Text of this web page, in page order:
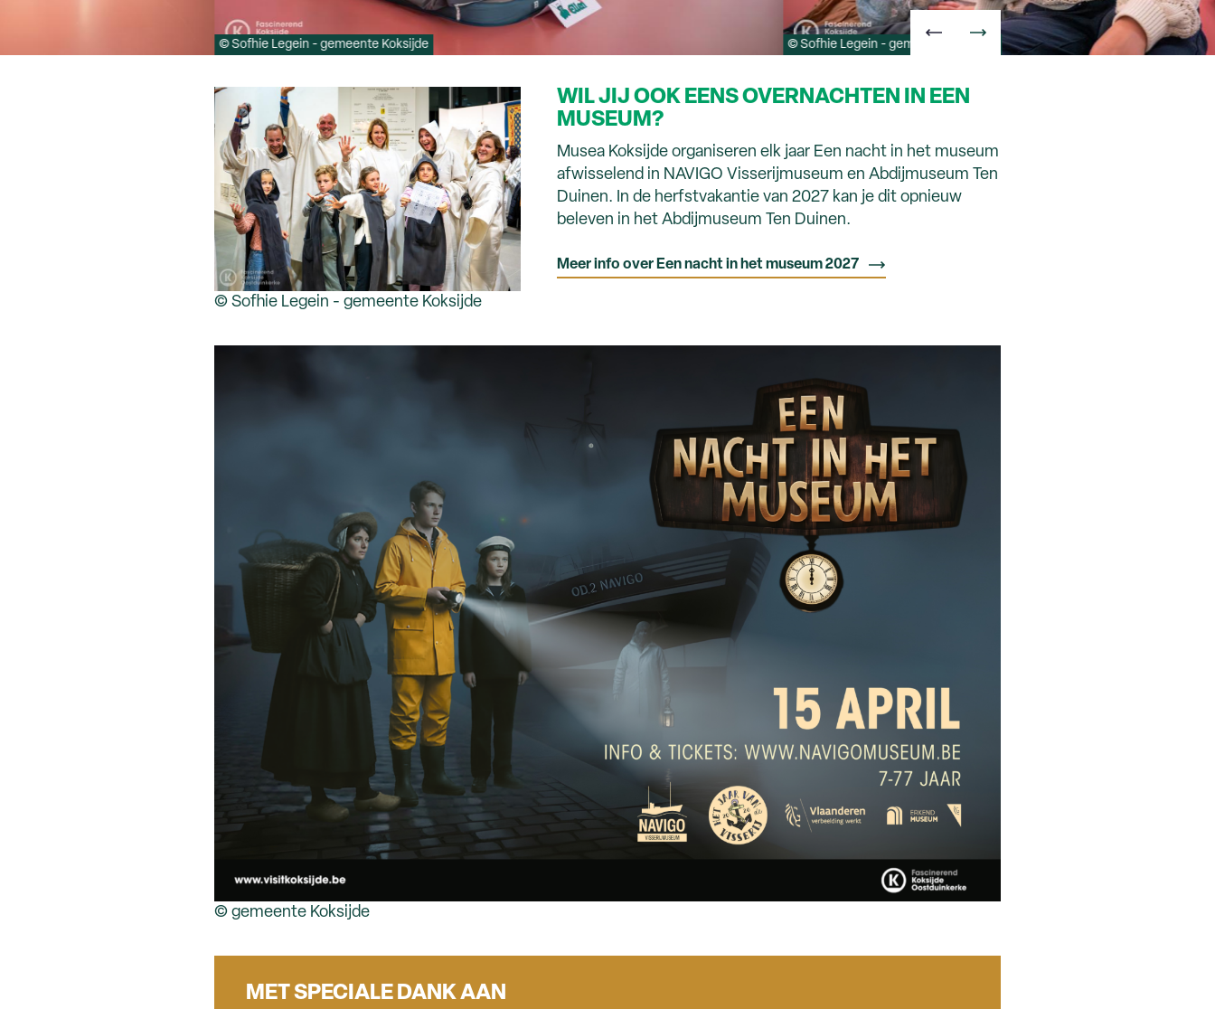
© Sofhie Legein - gemeente Koksijde © Sofhie Legein - gemeente Koksijde
WIL JIJ OOK EENS OVERNACHTEN IN EEN
MUSEUM?
Musea Koksijde organiseren elk jaar Een nacht in het museum
afwisselend in NAVIGO Visserijmuseum en Abdijmuseum Ten
Duinen. In de herfstvakantie van 2027 kan je dit opnieuw
beleven in het Abdijmuseum Ten Duinen.
Meer info over Een nacht in het museum 2027
© Sofhie Legein - gemeente Koksijde
© gemeente Koksijde
MET SPECIALE DANK AAN